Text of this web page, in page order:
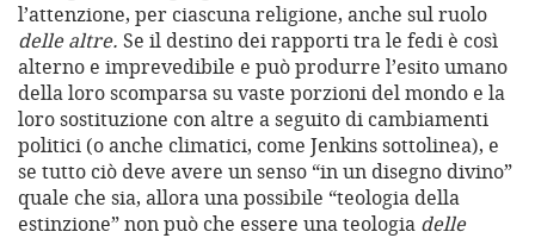
l’attenzione, per ciascuna religione, anche sul ruolo
delle altre. Se il destino dei rapporti tra le fedi è così
alterno e imprevedibile e può produrre l’esito umano
della loro scomparsa su vaste porzioni del mondo e la
loro sostituzione con altre a seguito di cambiamenti
politici (o anche climatici, come Jenkins sottolinea), e
se tutto ciò deve avere un senso “in un disegno divino”
quale che sia, allora una possibile “teologia della
estinzione” non può che essere una teologia delle